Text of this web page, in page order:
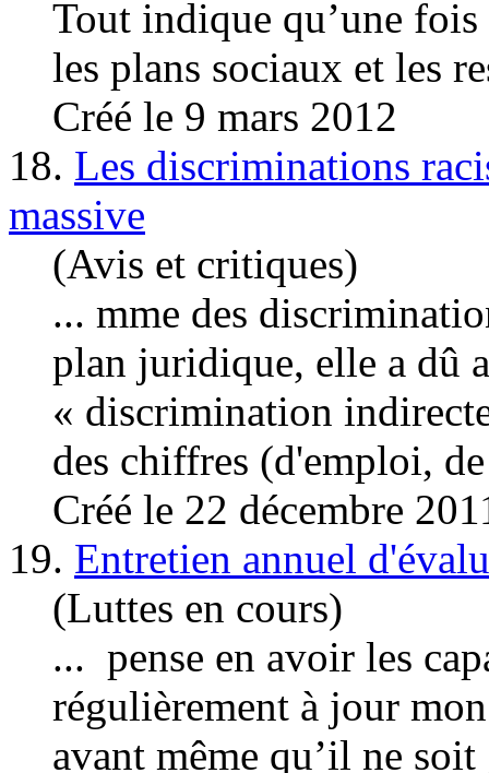
Tout indique qu’une
les plans sociaux et les
Créé le 9 mars 2012
18. Les discriminations
massive
(Avis et critiques)
... mme des
plan juridique, elle a dû
« discrimination
des chiffres (d'emploi,
Créé le 22 décembre
19. Entretien annuel
(Luttes en cours)
... pense en avoir les
régulièrement à jour
avant même qu’il ne